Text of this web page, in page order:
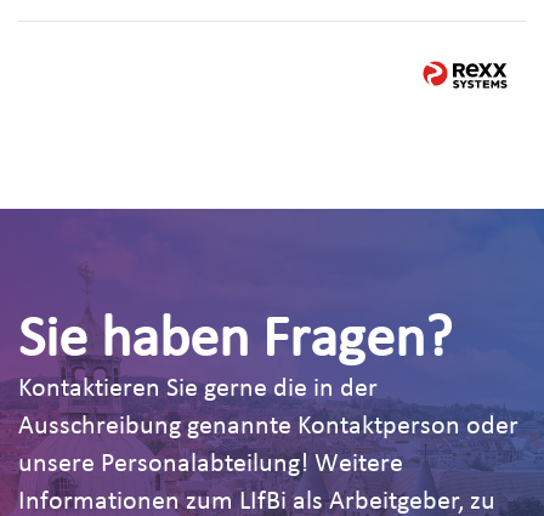
Sie haben Fragen?
Kontaktieren Sie gerne die in der
Ausschreibung genannte Kontaktperson oder
unsere Personalabteilung! Weitere
Informationen zum LIfBi als Arbeitgeber, zu